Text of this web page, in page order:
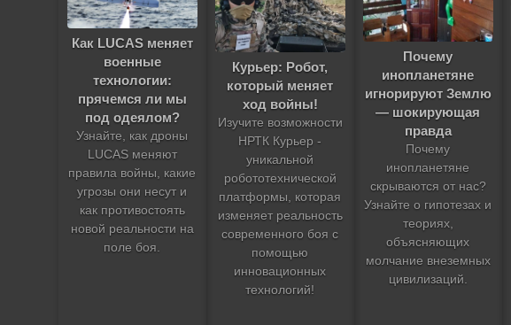
Как LUCAS меняет
военные
технологии:
прячемся ли мы
под одеялом?
Узнайте, как дроны
LUCAS меняют
правила войны, какие
угрозы они несут и
как противостоять
новой реальности на
поле боя.
Курьер: Робот,
который меняет
ход войны!
Изучите возможности
НРТК Курьер -
уникальной
робототехнической
платформы, которая
изменяет реальность
современного боя с
помощью
инновационных
технологий!
Почему
инопланетяне
игнорируют Землю
— шокирующая
правда
Почему
инопланетяне
скрываются от нас?
Узнайте о гипотезах и
теориях,
объясняющих
молчание внеземных
цивилизаций.